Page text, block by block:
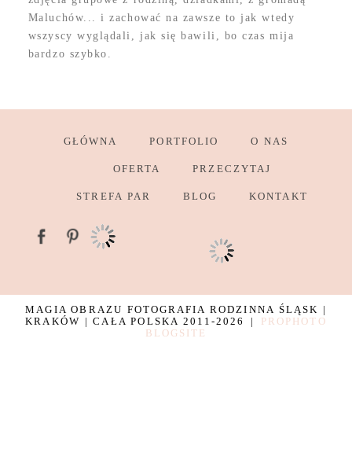
Maluchów... i zachować na zawsze to jak wtedy
wszyscy wyglądali, jak się bawili, bo czas mija
bardzo szybko.
GŁÓWNA PORTFOLIO O NAS
OFERTA PRZECZYTAJ
STREFA PAR BLOG KONTAKT
MAGIA OBRAZU FOTOGRAFIA RODZINNA ŚLĄSK |
KRAKÓW | CAŁA POLSKA 2011-2026
|
PROPHOTO
BLOGSITE